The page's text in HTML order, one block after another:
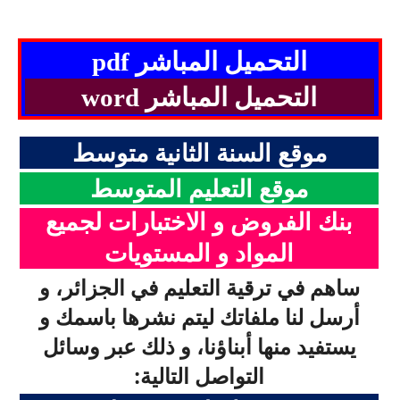
التحميل المباشرpdf
التحميل المباشر word
موقع السنة الثانية متوسط
موقع التعليم المتوسط
بنك الفروض و الاختبارات لجميع
المواد و المستويات
ساهم في ترقية التعليم في الجزائر، و
أرسل لنا ملفاتك ليتم نشرها باسمك و
يستفيد منها أبناؤنا، و ذلك عبر وسائل
التواصل التالية: